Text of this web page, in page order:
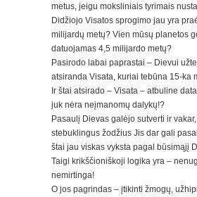
metus, jeigu moksliniais tyrimais
Didžiojo Visatos sprogimo jau yra
milijardų metų? Vien mūsų planetos
datuojamas 4,5 milijardo metų?
Pasirodo labai paprastai – Dievui
atsiranda Visata, kuriai tebūna 15-ka
Ir štai atsirado – Visata – atbuline
juk nėra neįmanomų dalykų!?
Pasaulį Dievas galėjo sutverti ir
stebuklingus žodžius Jis dar gali
štai jau viskas vyksta pagal būsimąjį
Taigi krikščioniškoji logika yra –
nemirtinga!
O jos pagrindas – įtikinti žmogų,